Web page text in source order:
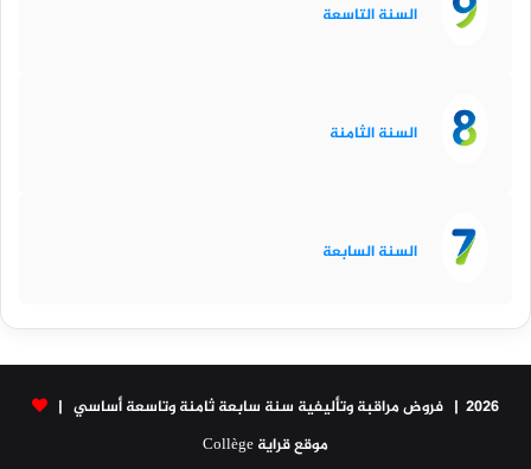
السنة التاسعة
السنة الثامنة
السنة السابعة
2026 | فروض مراقبة وتأليفية سنة سابعة ثامنة وتاسعة أساسي |
موقع قراية Collège